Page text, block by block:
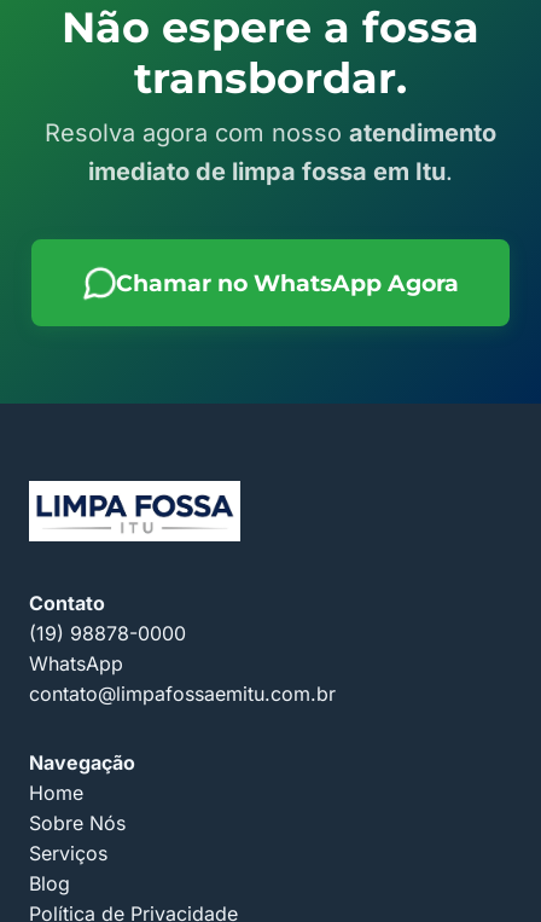
Não espere a fossa
transbordar.
Resolva agora com nosso atendimento
imediato de limpa fossa em Itu.
Chamar no WhatsApp Agora
Contato
(19) 98878-0000
WhatsApp
contato@limpafossaemitu.com.br
Navegação
Home
Sobre Nós
Serviços
Blog
Política de Privacidade